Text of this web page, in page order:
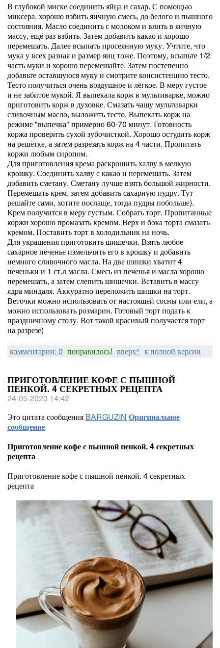
В глубокой миске соединить яйца и сахар. С помощью
миксера, хорошо взбить яичную смесь, до белого и пышного
состояния. Масло соединить с молоком и влить в яичную
массу, ещё раз взбить. Затем добавить какао и хорошо
перемешать. Далее всыпать просеянную муку. Учтите, что
мука у всех разная и размер яиц тоже. Поэтому, всыпьте 1/2
часть муки и хорошо перемешайте. Затем постепенно
добавьте оставшуюся муку и смотрите консистенцию тесто.
Тесто получиться очень воздушное и лёгкое. В меру густое
и не забитое мукой. Я выпекала корж в мультиварке, можно
приготовить корж в духовке. Смазать чашу мультиварки
сливочным масло, выложить тесто. Выпекать корж на
режиме "выпечка" примерно 60-70 минут. Готовность
коржа проверить сухой зубочисткой. Хорошо остудить корж
на решётке, а затем разрезать корж на 4 части. Пропитать
коржи любым сиропом.
Для приготовления крема раскрошить халву в мелкую
крошку. Соединить халву с какао и перемешать. Затем
добавить сметану. Сметану лучше взять большой жирности.
Перемешать крем, затем добавить сахарную пудру. Тут
решайте сами, хотите послаще, тогда пудры побольше).
Крем получится в меру густым. Собрать торт. Пропитанные
коржи хорошо промазать кремом. Верх и бока торта смазать
кремом. Поставить торт в холодильник на ночь.
Для украшения приготовить шишечки. Взять любое
сахарное печенье измельчить его в крошку и добавить
немного сливочного масла. На две шишки хватит 4
печеньки и 1 ст.л масла. Смесь из печенья и масла хорошо
перемешать, а затем слепить шишечки. Вставить в массу
ядра миндаля. Аккуратно переложить шишки на торт.
Веточки можно использовать от настоящей сосны или ели, а
можно использовать розмарин. Готовый торт подать к
праздничному столу. Вот такой красивый получается торт
на разрезе)
комментарии: 0 понравилось! вверх^ к полной версии
ПРИГОТОВЛЕНИЕ КОФЕ С ПЫШНОЙ
ПЕНКОЙ. 4 СЕКРЕТНЫХ РЕЦЕПТА
24-05-2020 14:42
Это цитата сообщения BARGUZIN Оригинальное
сообщение
Приготовление кофе с пышной пенкой. 4 секретных
рецепта
Приготовление кофе с пышной пенкой. 4 секретных
рецепта